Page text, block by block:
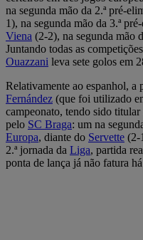
na segunda mão da 2.ª pré-
1), na segunda mão da 3.ª
Viena (2-2), na segunda mão
Juntando todas as
Ouazzani leva sete golos em
Relativamente ao espanhol, a
Fernández (que foi utilizado
campeonato, tendo sido
pelo SC Braga: um na
Europa, diante do Servette (2-
2.ª jornada da Liga, partida
ponta de lança já não fatura